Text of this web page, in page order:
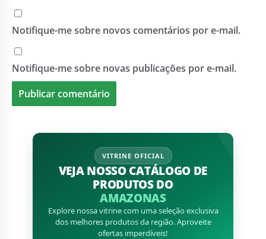
Notifique-me sobre novos comentários por e-mail.
Notifique-me sobre novas publicações por e-mail.
VITRINE OFICIAL
VEJA NOSSO CATÁLOGO DE
PRODUTOS DO
AMAZONAS
Explore nossa vitrine com uma seleção exclusiva
dos melhores produtos da região. Aproveite
ofertas imperdíveis!